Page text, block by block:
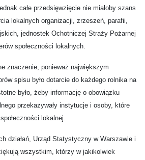
całe przedsięwzięcie nie miałoby szans
lokalnych organizacji, zrzeszeń, parafii,
jednostek Ochotniczej Straży Pożarnej
społeczności lokalnych.
znaczenie, ponieważ największym
spisu było dotarcie do każdego rolnika na
było, żeby informację o obowiązku
przekazywały instytucje i osoby, które
lokalnej.
działań, Urząd Statystyczny w Warszawie i
wszystkim, którzy w jakikolwiek